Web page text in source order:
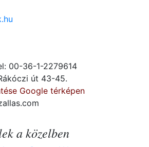
00-36-1-2279614
út 43-45.
Google térképen
a közelben